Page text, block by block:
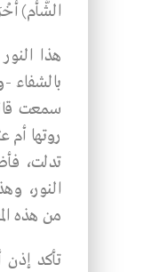
الشَّأم)
هذا
سمعت
روتها
تدلت،
النور،
من هذه
تأكد